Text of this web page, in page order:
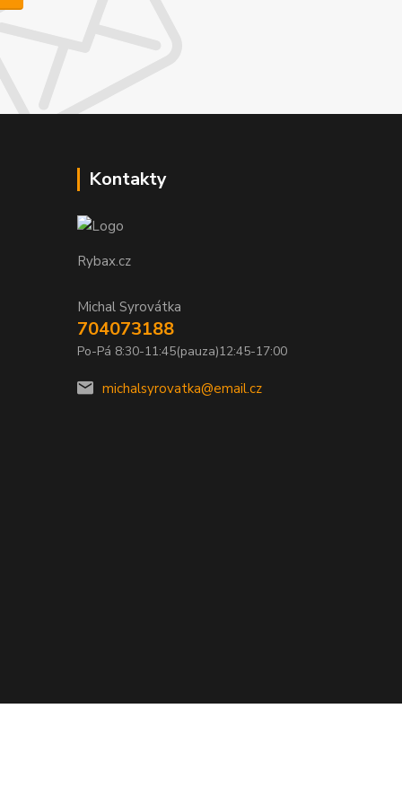
Kontakty
Rybax.cz
Michal Syrovátka
704073188
Po-Pá 8:30-11:45(pauza)12:45-17:00
michalsyrovatka@email.cz